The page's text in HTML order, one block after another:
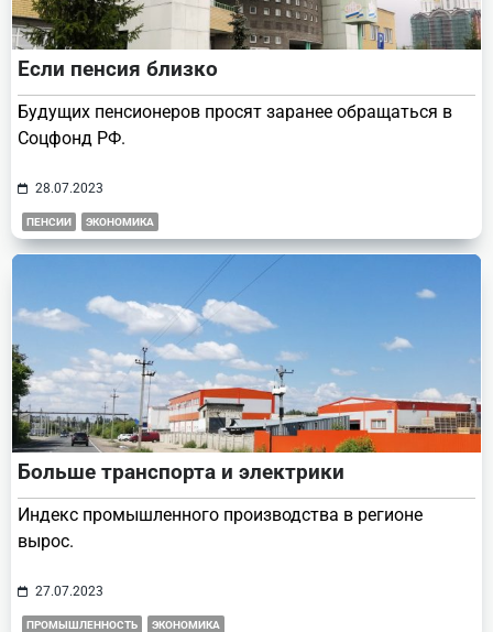
Если пенсия близко
Будущих пенсионеров просят заранее обращаться в
Соцфонд РФ.
28.07.2023
ПЕНСИИ ЭКОНОМИКА
Больше транспорта и электрики
Индекс промышленного производства в регионе
вырос.
27.07.2023
ПРОМЫШЛЕННОСТЬ ЭКОНОМИКА